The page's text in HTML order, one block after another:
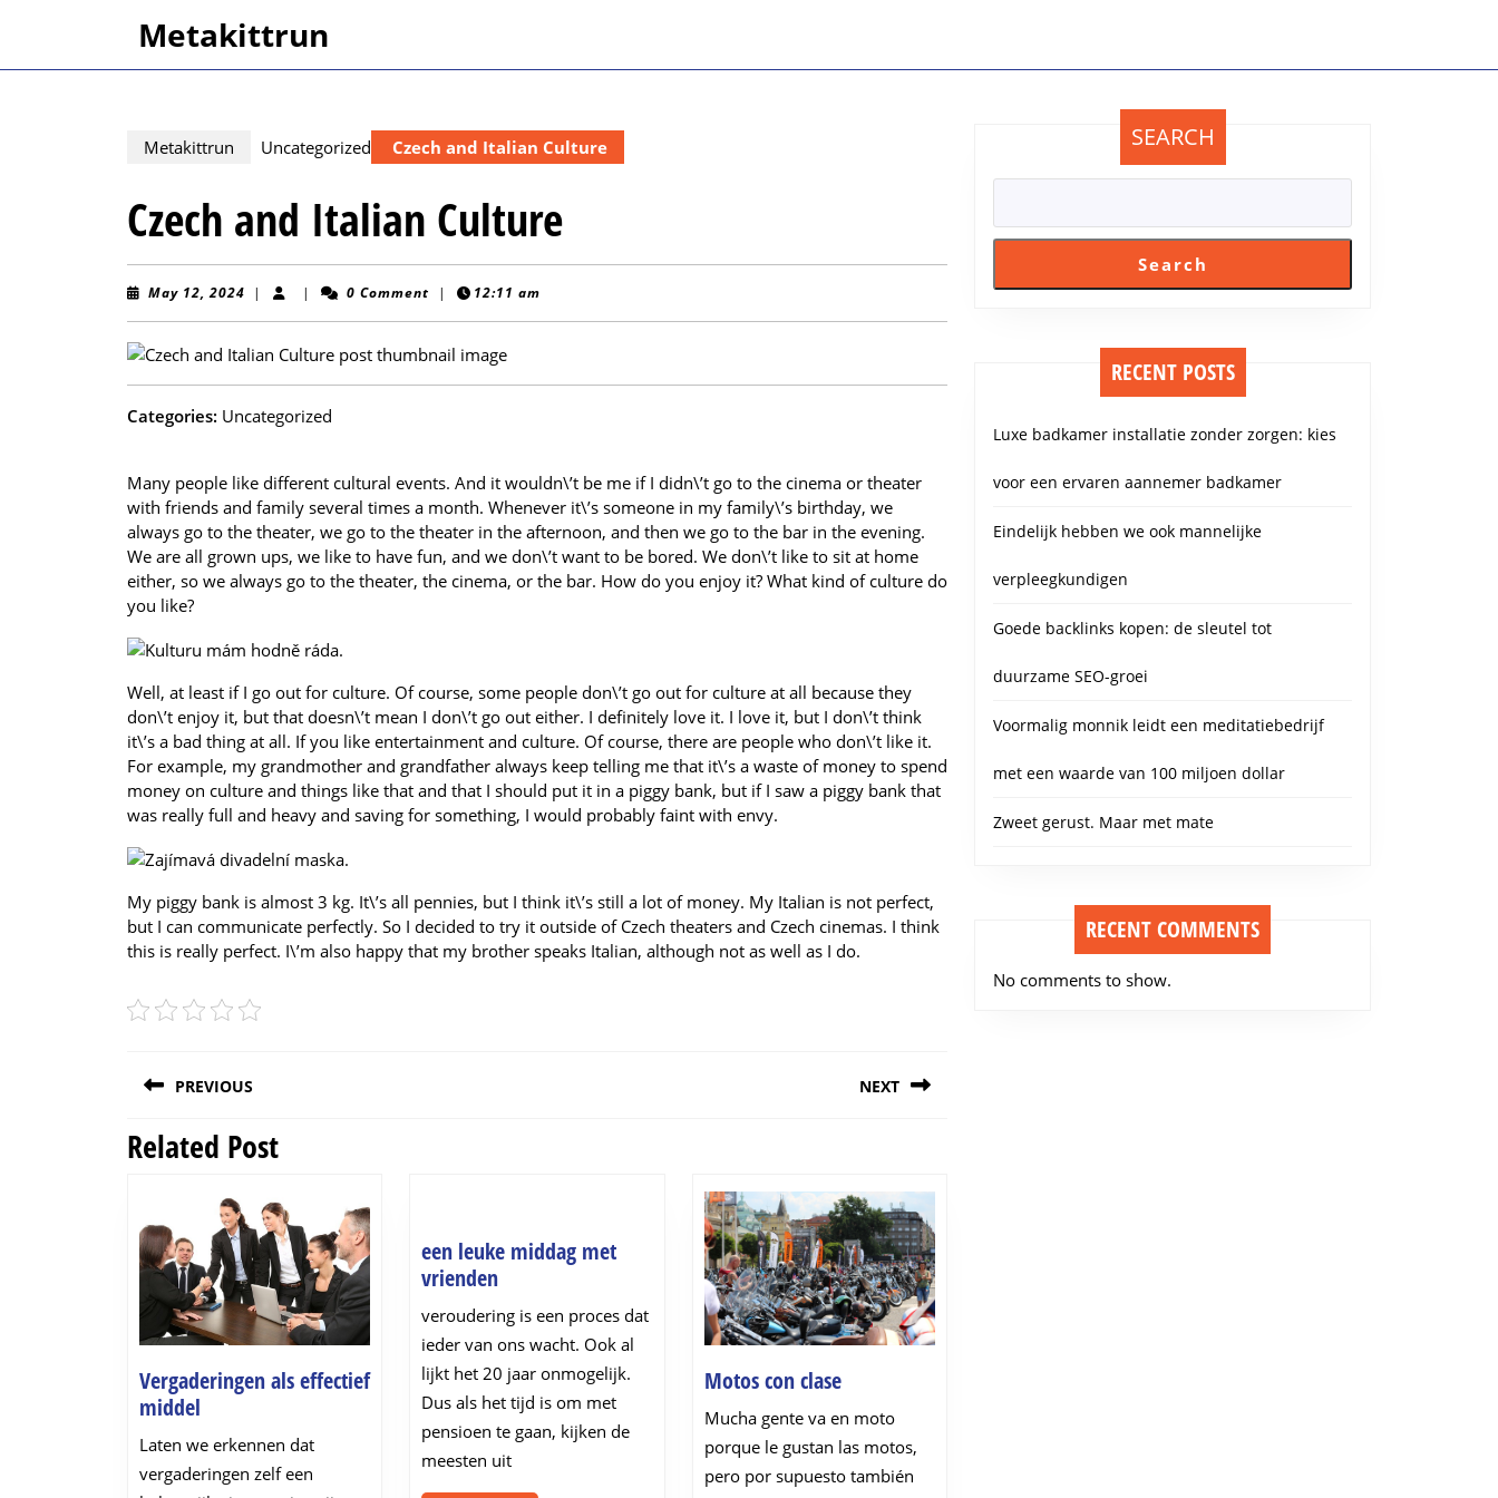
Metakittrun
Metakittrun Uncategorized Czech and Italian Culture
Czech and Italian Culture
May 12, 2024 May
| | 0 Comment | 12:11 am
Categories: Uncategorized
Many people like different cultural events. And it wouldn\’t be me if I didn\’t go to the cinema or theater
with friends and family several times a month. Whenever it\’s someone in my family\’s birthday, we
always go to the theater, we go to the theater in the afternoon, and then we go to the bar in the evening.
We are all grown ups, we like to have fun, and we don\’t want to be bored. We don\’t like to sit at home
either, so we always go to the theater, the cinema, or the bar. How do you enjoy it? What kind of culture do
you like?
Well, at least if I go out for culture. Of course, some people don\’t go out for culture at all because they
don\’t enjoy it, but that doesn\’t mean I don\’t go out either. I definitely love it. I love it, but I don\’t think
it\’s a bad thing at all. If you like entertainment and culture. Of course, there are people who don\’t like it.
For example, my grandmother and grandfather always keep telling me that it\’s a waste of money to spend
money on culture and things like that and that I should put it in a piggy bank, but if I saw a piggy bank that
was really full and heavy and saving for something, I would probably faint with envy.
My piggy bank is almost 3 kg. It\’s all pennies, but I think it\’s still a lot of money. My Italian is not perfect,
but I can communicate perfectly. So I decided to try it outside of Czech theaters and Czech cinemas. I think
this is really perfect. I\’m also happy that my brother speaks Italian, although not as well as I do.
navigation
PREVIOUS
Previous
NEXT
Related Post
Vergaderingen als effectief
middel
effectief
middel
Laten we erkennen dat
vergaderingen zelf een
een leuke middag met
vriendeneen
leuke
middag
met
vrienden
veroudering is een proces dat
ieder van ons wacht. Ook al
lijkt het 20 jaar onmogelijk.
Dus als het tijd is om met
pensioen te gaan, kijken de
meesten uit
Motos con claseMotos
clase
Mucha gente va en moto
porque le gustan las motos,
pero por supuesto también
SEARCH
Search
RECENT POSTS
Luxe badkamer installatie zonder zorgen: kies
voor een ervaren aannemer badkamer
Eindelijk hebben we ook mannelijke
verpleegkundigen
Goede backlinks kopen: de sleutel tot
duurzame SEO-groei
Voormalig monnik leidt een meditatiebedrijf
met een waarde van 100 miljoen dollar
Zweet gerust. Maar met mate
RECENT COMMENTS
No comments to show.